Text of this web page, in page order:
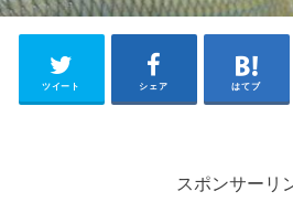
ツイート シェア はてブ
スポンサーリ